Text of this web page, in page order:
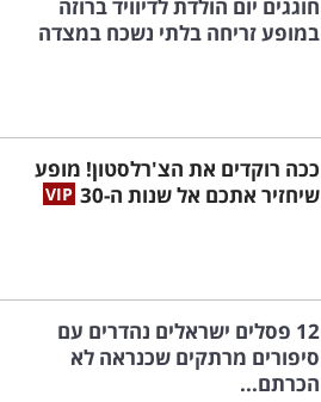
חוגגים יום הולדת לדיוויד ברוזה
במופע זריחה בלתי נשכח במצדה
ככה רוקדים את הצ'רלסטון! מופע
שיחזיר אתכם אל שנות ה-30
12 פסלים ישראלים נהדרים עם
סיפורים מרתקים שכנראה לא
הכרתם...